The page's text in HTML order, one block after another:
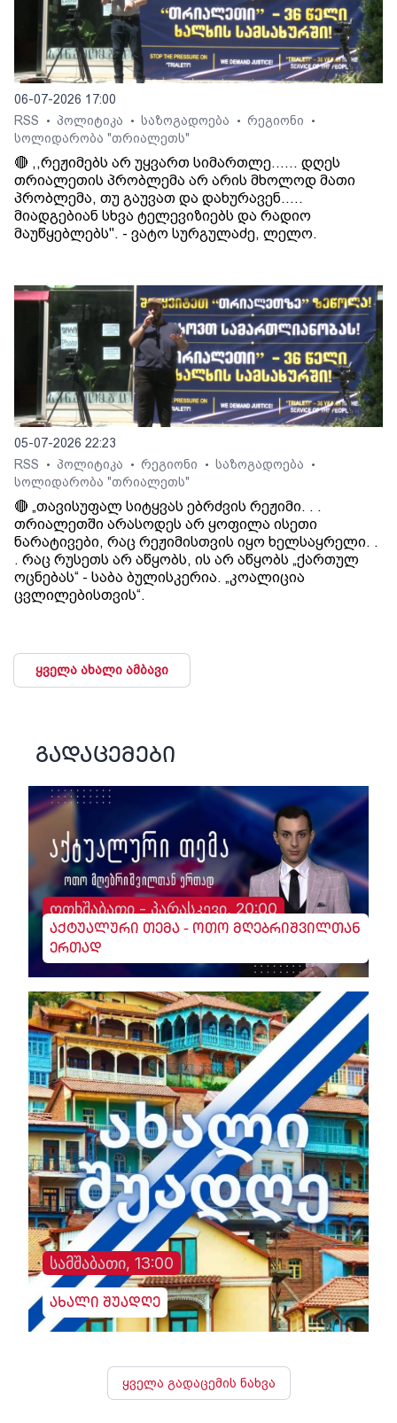
06-07-2026 17:00
RSS
• პოლიტიკა • საზოგადოება • რეგიონი •
სოლიდარობა "თრიალეთს"
🔴 ,,რეჟიმებს არ უყვართ სიმართლე...... დღეს
თრიალეთის პრობლემა არ არის მხოლოდ მათი
პრობლემა, თუ გაუვათ და დახურავენ.....
მიადგებიან სხვა ტელევიზიებს და რადიო
მაუწყებლებს". - ვატო სურგულაძე, ლელო.
05-07-2026 22:23
RSS
• პოლიტიკა • რეგიონი • საზოგადოება •
სოლიდარობა "თრიალეთს"
🔴 „თავისუფალ სიტყვას ებრძვის რეჟიმი. . .
თრიალეთში არასოდეს არ ყოფილა ისეთი
ნარატივები, რაც რეჟიმისთვის იყო ხელსაყრელი. .
. რაც რუსეთს არ აწყობს, ის არ აწყობს „ქართულ
ოცნებას“ - საბა ბულისკერია. „კოალიცია
ცვლილებისთვის“.
ყველა ახალი ამბავი
გადაცემები
ოთხშაბათი - პარასკევი, 20:00
აქტუალური თემა - ოთო მღებრიშვილთან
ერთად
სამშაბათი, 13:00
ახალი შუადღე
ყველა გადაცემის ნახვა